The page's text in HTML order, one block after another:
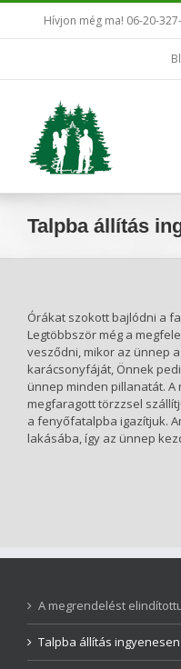
Kihagyás
Hívjon még ma! 06-20-
Talpba állítás
Órákat szokott bajlódni a
Legtöbbször még a
vesződni, mikor az ünnep
karácsonyfáját, Önnek
ünnep minden pillanatát.
megfaragott törzzsel
a fenyőfatalpba igazítjuk.
lakásába, így az ünnep
A megrendelést
Talpba állítás ingyenesen